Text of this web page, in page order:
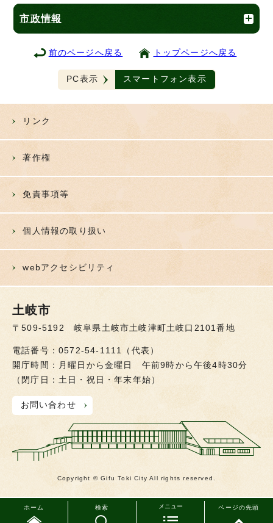
市政情報
前のページへ戻る トップページへ戻る
PC表示 スマートフォン表示
ホーム 検索 メニュー ページの先頭
リンク
著作権
免責事項等
個人情報の取り扱い
webアクセシビリティ
土岐市
〒509-5192 岐阜県土岐市土岐津町土岐口2101番地
電話番号：0572-54-1111（代表）
開庁時間：月曜日から金曜日 午前9時から午後4時30分
（閉庁日：土日・祝日・年末年始）
お問い合わせ
Copyright © Gifu Toki City All rights reserved.